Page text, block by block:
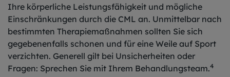
Ihre körperliche Leistungsfähigkeit und mögliche
Einschränkungen durch die CML an. Unmittelbar nach
bestimmten Therapiemaßnahmen sollten Sie sich
gegebenenfalls schonen und für eine Weile auf Sport
verzichten. Generell gilt bei Unsicherheiten oder
Fragen: Sprechen Sie mit Ihrem Behandlungsteam.4